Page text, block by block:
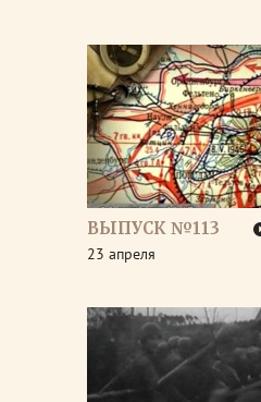
ВЫПУСК №113
23 апреля